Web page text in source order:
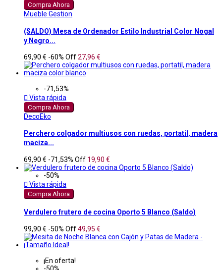
Compra Ahora
Mueble Gestion
(SALDO) Mesa de Ordenador Estilo Industrial Color Nogal
y Negro...
69,90 € -60% Off27,96 €
-71,53%
 Vista rápida
Compra Ahora
DecoEko
Perchero colgador multiusos con ruedas, portatil, madera
maciza...
69,90 € -71,53% Off 19,90 €
-50%
 Vista rápida
Compra Ahora
Verdulero frutero de cocina Oporto 5 Blanco (Saldo)
99,90 € -50% Off49,95 €
¡En oferta!
-50%